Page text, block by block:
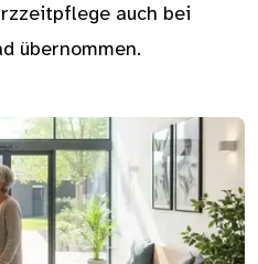
auch bei
übernommen.